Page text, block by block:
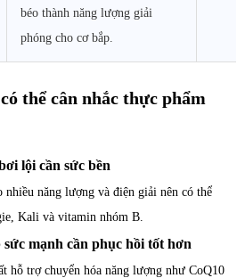
béo thành năng lượng giải
phóng cho cơ bắp.
thể cân nhắc thực phẩm
lội cần sức bền
năng lượng và điện giải nên có thể
Kali và vitamin nhóm B.
mạnh cần phục hồi tốt hơn
hỗ trợ chuyển hóa năng lượng như CoQ10